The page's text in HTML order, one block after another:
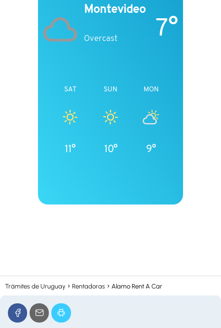
Montevideo
Overcast 7°
SAT
11°
SUN
10°
MON
9°
Trámites de Uruguay Rentadoras Alamo Rent A Car